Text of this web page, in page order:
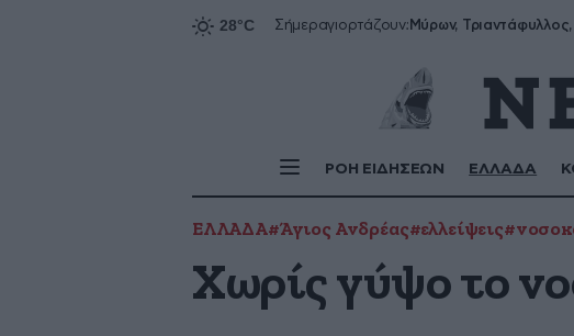
Σήμεραγιορτάζουν:
ΡΟΗ ΕΙΔΗΣΕΩΝ ΕΛΛΑΔΑ
ΕΛΛΑΔΑ#Άγιος Ανδρέας#ελλείψεις
Χωρίς γύψο το